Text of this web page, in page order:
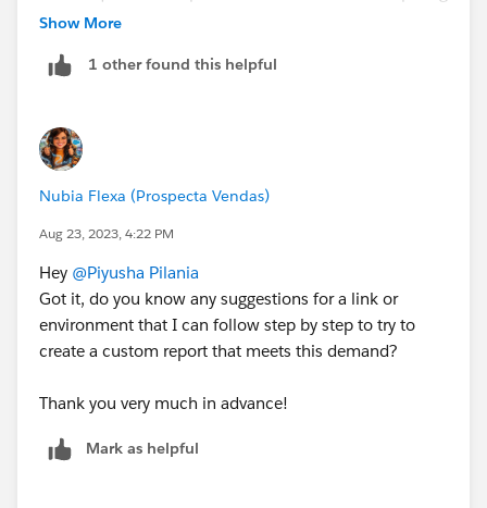
different metrics between the two queues, you'd need
Show More
1 other found this helpful
Nubia Flexa (Prospecta Vendas)
Aug 23, 2023, 4:22 PM
Hey @Piyusha Pilania
Got it, do you know any suggestions for a link or
environment that I can follow step by step to try to
create a custom report that meets this demand?
Thank you very much in advance!
Mark as helpful